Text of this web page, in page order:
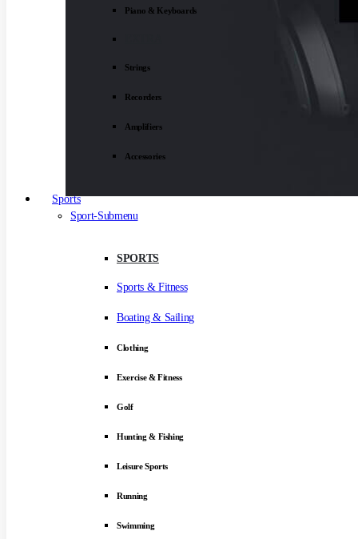
Piano & Keyboards
Strings
Recorders
Amplifiers
Accessories
Sports
Sport-Submenu
SPORTS
Sports & Fitness
Boating & Sailing
Clothing
Exercise & Fitness
Golf
Hunting & Fishing
Leisure Sports
Running
Swimming